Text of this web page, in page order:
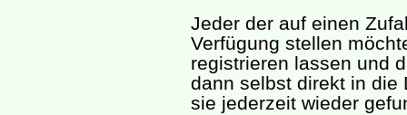
Jeder der auf einen
Verfügung stellen
registrieren lassen und
dann selbst direkt in die
sie jederzeit wieder